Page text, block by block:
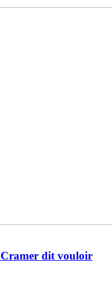
Cramer dit vouloir